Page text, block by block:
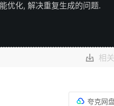
优化, 解决重复生成的问题.
相
夸克网